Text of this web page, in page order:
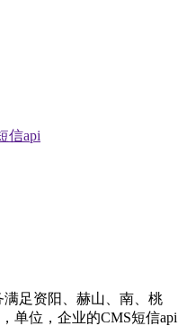
信api
满足资阳、赫山、南、桃
单位，企业的CMS短信api